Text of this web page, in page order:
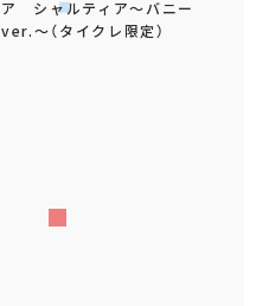
ア シャルティア～バニー
ver.～（タイクレ限定）